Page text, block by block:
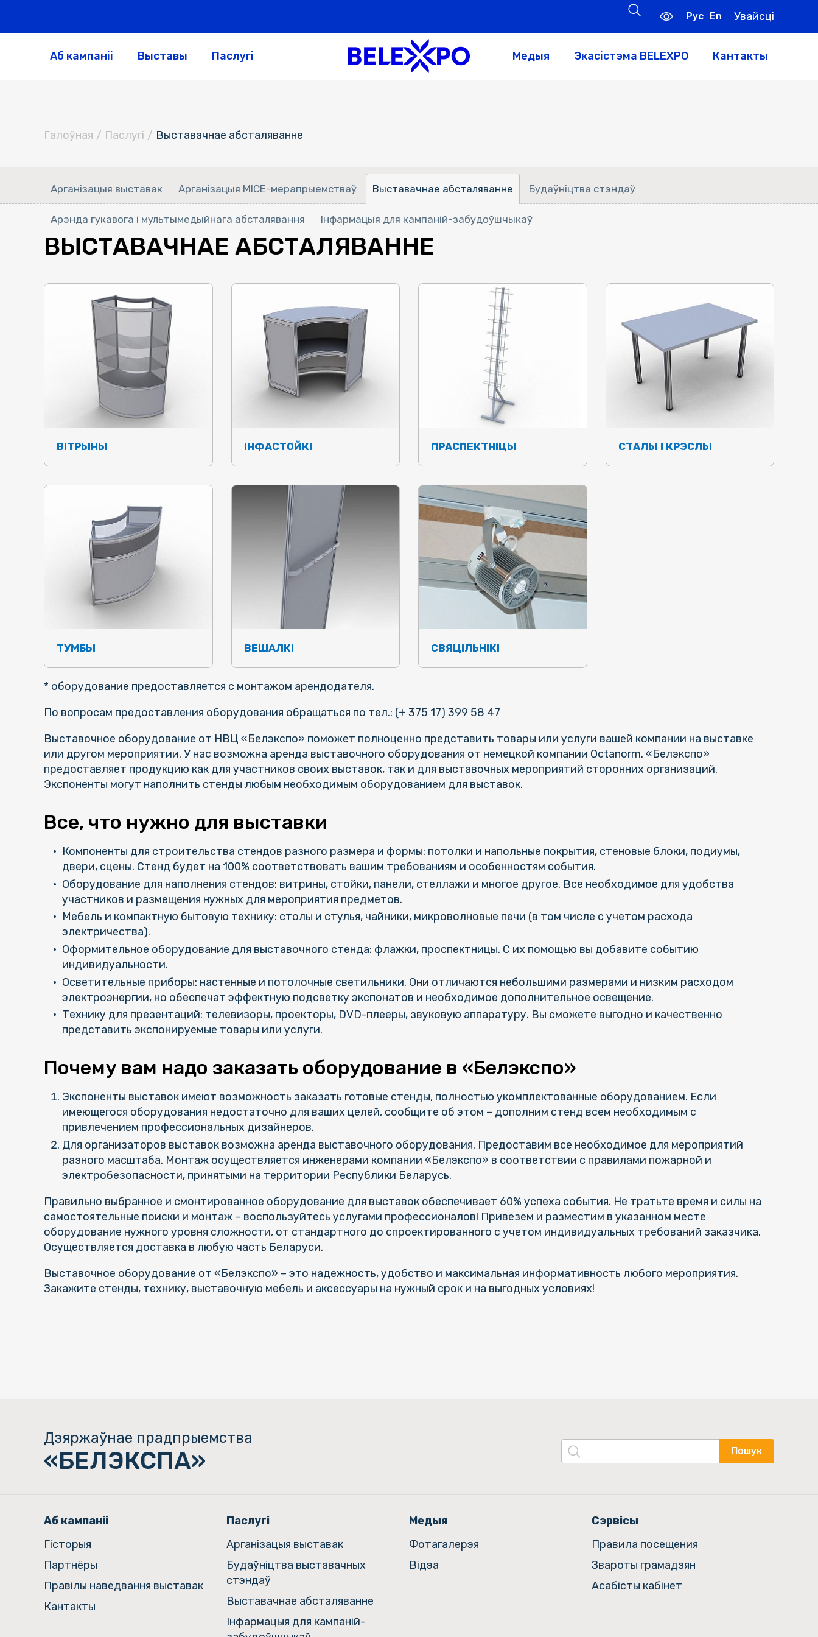
Рус En Увайсці
Аб кампаніі Выставы Паслугі Медыя Экасістэма BELEXPO Кантакты
Галоўная / Паслугi / Выставачнае абсталяванне
Арганізацыя выставак Арганізацыя MICE-мерапрыемстваў Выставачнае абсталяванне Будаўніцтва стэндаў
Арэнда гукавога і мультымедыйнага абсталявання Інфармацыя для кампаній-забудоўшчыкаў
ВЫСТАВАЧНАЕ АБСТАЛЯВАННЕ
ВІТРЫНЫ ІНФАСТОЙКІ ПРАСПЕКТНІЦЫ СТАЛЫ І КРЭСЛЫ
ТУМБЫ ВЕШАЛКІ СВЯЦІЛЬНІКІ
* оборудование предоставляется с монтажом арендодателя.
По вопросам предоставления оборудования обращаться по тел.: (+ 375 17) 399 58 47
Выставочное оборудование от НВЦ «Белэкспо» поможет полноценно представить товары или услуги вашей компании на выставке
или другом мероприятии. У нас возможна аренда выставочного оборудования от немецкой компании Octanorm. «Белэкспо»
предоставляет продукцию как для участников своих выставок, так и для выставочных мероприятий сторонних организаций.
Экспоненты могут наполнить стенды любым необходимым оборудованием для выставок.
Все, что нужно для выставки
Компоненты для строительства стендов разного размера и формы: потолки и напольные покрытия, стеновые блоки, подиумы,
двери, сцены. Стенд будет на 100% соответствовать вашим требованиям и особенностям события.
Оборудование для наполнения стендов: витрины, стойки, панели, стеллажи и многое другое. Все необходимое для удобства
участников и размещения нужных для мероприятия предметов.
Мебель и компактную бытовую технику: столы и стулья, чайники, микроволновые печи (в том числе с учетом расхода
электричества).
Оформительное оборудование для выставочного стенда: флажки, проспектницы. С их помощью вы добавите событию
индивидуальности.
Осветительные приборы: настенные и потолочные светильники. Они отличаются небольшими размерами и низким расходом
электроэнергии, но обеспечат эффектную подсветку экспонатов и необходимое дополнительное освещение.
Технику для презентаций: телевизоры, проекторы, DVD-плееры, звуковую аппаратуру. Вы сможете выгодно и качественно
представить экспонируемые товары или услуги.
Почему вам надо заказать оборудование в «Белэкспо»
Экспоненты выставок имеют возможность заказать готовые стенды, полностью укомплектованные оборудованием. Если
имеющегося оборудования недостаточно для ваших целей, сообщите об этом – дополним стенд всем необходимым с
привлечением профессиональных дизайнеров.
Для организаторов выставок возможна аренда выставочного оборудования. Предоставим все необходимое для мероприятий
разного масштаба. Монтаж осуществляется инженерами компании «Белэкспо» в соответствии с правилами пожарной и
электробезопасности, принятыми на территории Республики Беларусь.
Правильно выбранное и смонтированное оборудование для выставок обеспечивает 60% успеха события. Не тратьте время и силы на
самостоятельные поиски и монтаж – воспользуйтесь услугами профессионалов! Привезем и разместим в указанном месте
оборудование нужного уровня сложности, от стандартного до спроектированного с учетом индивидуальных требований заказчика.
Осуществляется доставка в любую часть Беларуси.
Выставочное оборудование от «Белэкспо» – это надежность, удобство и максимальная информативность любого мероприятия.
Закажите стенды, технику, выставочную мебель и аксессуары на нужный срок и на выгодных условиях!
Дзяржаўнае прадпрыемства
«БЕЛЭКСПА» Пошук
Аб кампаніі
Гiсторыя
Партнёры
Правілы наведвання выставак
Кантакты
Паслугі
Арганізацыя выставак
Будаўніцтва выставачных
стэндаў
Выставачнае абсталяванне
Інфармацыя для кампаній-
Медыя
Фотагалерэя
Відэа
Сэрвісы
Правила посещения
Звароты грамадзян
Асабісты кабінет